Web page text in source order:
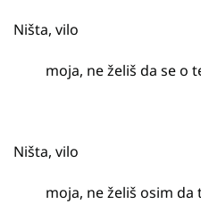
Ništa, vilo
moja, ne želiš da se o
Ništa, vilo
moja, ne želiš osim da